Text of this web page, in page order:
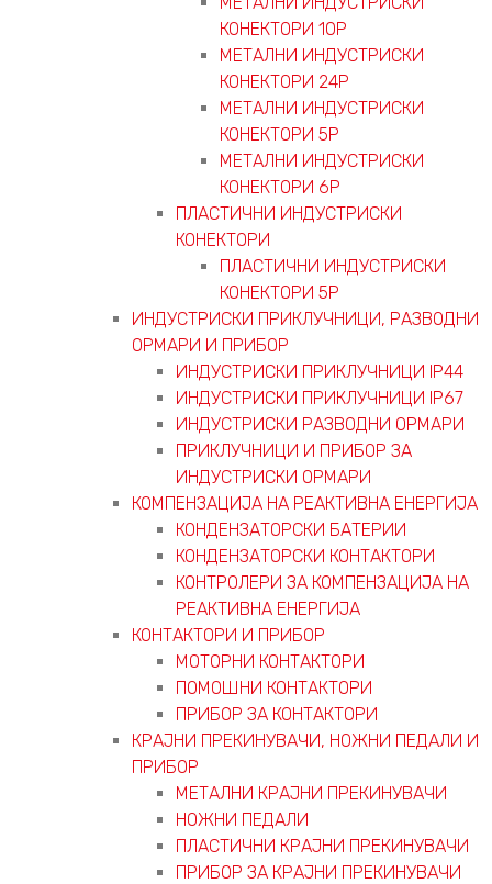
КОНЕКТОРИ 10P
МЕТАЛНИ ИНДУСТРИСКИ
КОНЕКТОРИ 24P
МЕТАЛНИ ИНДУСТРИСКИ
КОНЕКТОРИ 5P
МЕТАЛНИ ИНДУСТРИСКИ
КОНЕКТОРИ 6P
ПЛАСТИЧНИ ИНДУСТРИСКИ
КОНЕКТОРИ
ПЛАСТИЧНИ ИНДУСТРИСКИ
КОНЕКТОРИ 5P
ИНДУСТРИСКИ ПРИКЛУЧНИЦИ, РАЗВОДНИ
ОРМАРИ И ПРИБОР
ИНДУСТРИСКИ ПРИКЛУЧНИЦИ IP44
ИНДУСТРИСКИ ПРИКЛУЧНИЦИ IP67
ИНДУСТРИСКИ РАЗВОДНИ ОРМАРИ
ПРИКЛУЧНИЦИ И ПРИБОР ЗА
ИНДУСТРИСКИ ОРМАРИ
КОМПЕНЗАЦИЈА НА РЕАКТИВНА ЕНЕРГИЈА
КОНДЕНЗАТОРСКИ БАТЕРИИ
КОНДЕНЗАТОРСКИ КОНТАКТОРИ
КОНТРОЛЕРИ ЗА КОМПЕНЗАЦИЈА НА
РЕАКТИВНА ЕНЕРГИЈА
КОНТАКТОРИ И ПРИБОР
МОТОРНИ КОНТАКТОРИ
ПОМОШНИ КОНТАКТОРИ
ПРИБОР ЗА КОНТАКТОРИ
КРАЈНИ ПРЕКИНУВАЧИ, НОЖНИ ПЕДАЛИ И
ПРИБОР
МЕТАЛНИ КРАЈНИ ПРЕКИНУВАЧИ
НОЖНИ ПЕДАЛИ
ПЛАСТИЧНИ КРАЈНИ ПРЕКИНУВАЧИ
ПРИБОР ЗА КРАЈНИ ПРЕКИНУВАЧИ